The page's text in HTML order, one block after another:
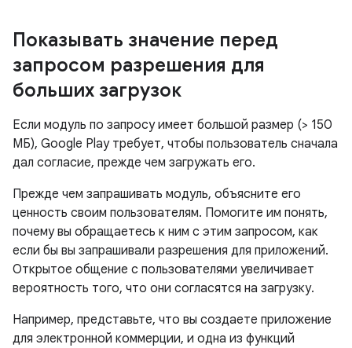
Показывать значение перед
запросом разрешения для
больших загрузок
Если модуль по запросу имеет большой размер (> 150
МБ), Google Play требует, чтобы пользователь сначала
дал согласие, прежде чем загружать его.
Прежде чем запрашивать модуль, объясните его
ценность своим пользователям. Помогите им понять,
почему вы обращаетесь к ним с этим запросом, как
если бы вы запрашивали разрешения для приложений.
Открытое общение с пользователями увеличивает
вероятность того, что они согласятся на загрузку.
Например, представьте, что вы создаете приложение
для электронной коммерции, и одна из функций